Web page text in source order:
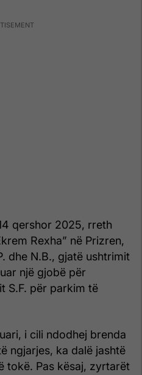
qershor 2025, rreth
Rexha” në Prizren,
dhe N.B., gjatë ushtrimit
një gjobë për
S.F. për parkim të
i cili ndodhej brenda
ngjarjes, ka dalë jashtë
tokë. Pas kësaj, zyrtarët